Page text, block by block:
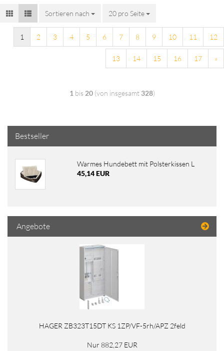
Sortieren nach 20 pro Seite
1 2 3 4 5 6 7 8 9 10 11 12
13 14 15 16 17 »
1 bis 20(von insgesamt 328)
Bestseller
Warmes Hundebett mit Polsterkissen L
45,14 EUR
Angebote
HAGER ZB323T15DT KS 1ZP/VF-5rh/APZ 2feld
Nur 882,27 EUR